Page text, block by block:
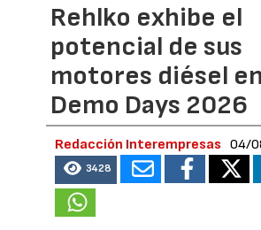
Rehlko exhibe el
potencial de sus
motores diésel
Demo Days 2026
Redacción Interempresas 04/
3428